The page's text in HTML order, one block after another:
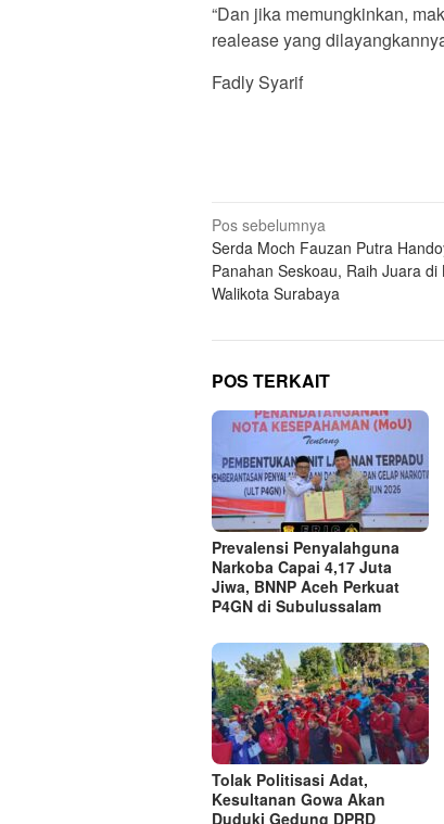
“Dan jika memungkinkan,
realease yang
Fadly Syarif
Navigasi
pos
Pos sebelumnya
Serda Moch Fauzan Putra
Panahan Seskoau, Raih Juara di
Walikota Surabaya
POS TERKAIT
Prevalensi Penyalahguna
Narkoba Capai 4,17 Juta
Jiwa, BNNP Aceh Perkuat
P4GN di Subulussalam
Tolak Politisasi Adat,
Kesultanan Gowa Akan
Duduki Gedung DPRD